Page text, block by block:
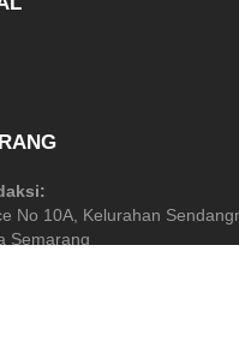
No 10A, Kelurahan
Semarang